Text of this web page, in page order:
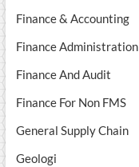
Finance & Accounting
Finance Administration
Finance And Audit
Finance For Non FMS
General Supply Chain
Geologi